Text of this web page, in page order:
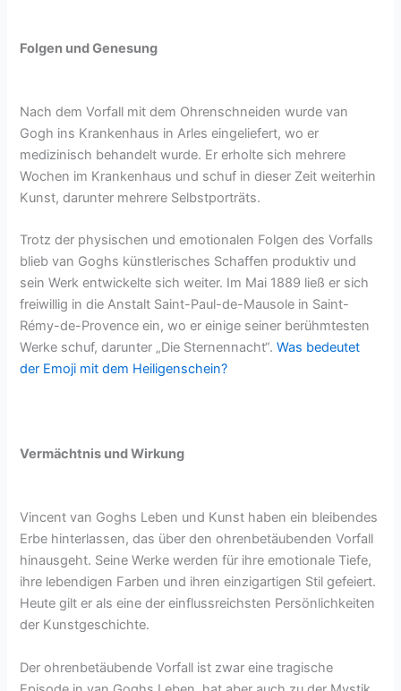
Folgen und Genesung
Nach dem Vorfall mit dem Ohrenschneiden wurde van
Gogh ins Krankenhaus in Arles eingeliefert, wo er
medizinisch behandelt wurde. Er erholte sich mehrere
Wochen im Krankenhaus und schuf in dieser Zeit weiterhin
Kunst, darunter mehrere Selbstporträts.
Trotz der physischen und emotionalen Folgen des Vorfalls
blieb van Goghs künstlerisches Schaffen produktiv und
sein Werk entwickelte sich weiter. Im Mai 1889 ließ er sich
freiwillig in die Anstalt Saint-Paul-de-Mausole in Saint-
Rémy-de-Provence ein, wo er einige seiner berühmtesten
Werke schuf, darunter „Die Sternennacht“.Was bedeutet
der Emoji mit dem Heiligenschein?
Vermächtnis und Wirkung
Vincent van Goghs Leben und Kunst haben ein bleibendes
Erbe hinterlassen, das über den ohrenbetäubenden Vorfall
hinausgeht. Seine Werke werden für ihre emotionale Tiefe,
ihre lebendigen Farben und ihren einzigartigen Stil gefeiert.
Heute gilt er als eine der einflussreichsten Persönlichkeiten
der Kunstgeschichte.
Der ohrenbetäubende Vorfall ist zwar eine tragische